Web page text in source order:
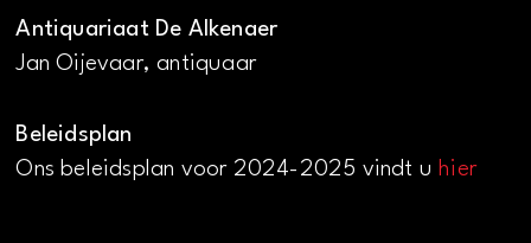
Antiquariaat De Alkenaer
Jan Oijevaar, antiquaar
Beleidsplan
Ons beleidsplan voor 2024-2025 vindt uhier